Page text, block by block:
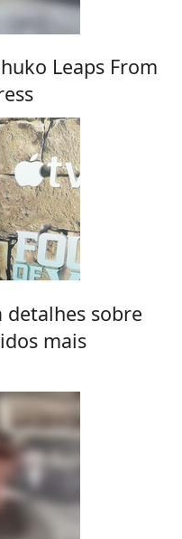
Leaps From
sobre
mais